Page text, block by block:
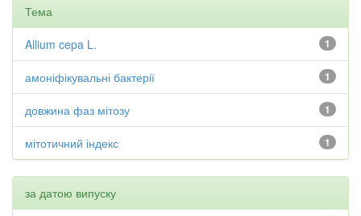
Тема
1
Allium cepa L.
1
амоніфікувальні бактерії
1
довжина фаз мітозу
1
мітотичний індекс
за датою випуску